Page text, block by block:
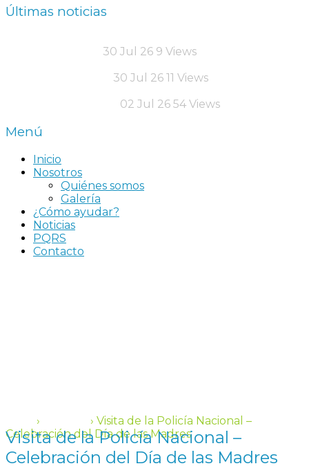
Últimas noticias
30 Jul 26 9 Views
30 Jul 26 11 Views
02 Jul 26 54 Views
Menú
Inicio
Nosotros
Quiénes somos
Galería
¿Cómo ayudar?
Noticias
PQRS
Contacto
› › Visita de la Policía Nacional –
Celebración del Día de las Madres
Visita de la Policía Nacional –
Celebración del Día de las Madres